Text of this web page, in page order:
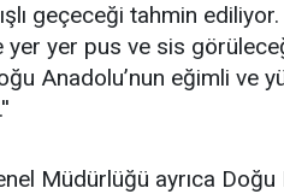
geçeceği tahmin
yer yer pus ve sis
Anadolu’nun eğimli ve
Müdürlüğü ayrıca